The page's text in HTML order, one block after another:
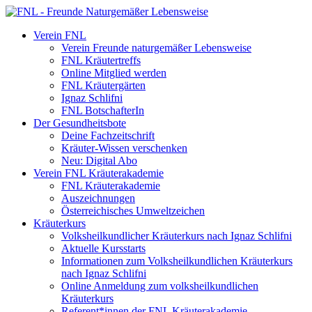
Verein FNL
Verein Freunde naturgemäßer Lebensweise
FNL Kräutertreffs
Online Mitglied werden
FNL Kräutergärten
Ignaz Schlifni
FNL BotschafterIn
Der Gesundheitsbote
Deine Fachzeitschrift
Kräuter-Wissen verschenken
Neu: Digital Abo
Verein FNL Kräuterakademie
FNL Kräuterakademie
Auszeichnungen
Österreichisches Umweltzeichen
Kräuterkurs
Volksheilkundlicher Kräuterkurs nach Ignaz Schlifni
Aktuelle Kursstarts
Informationen zum Volksheilkundlichen Kräuterkurs
nach Ignaz Schlifni
Online Anmeldung zum volksheilkundlichen
Kräuterkurs